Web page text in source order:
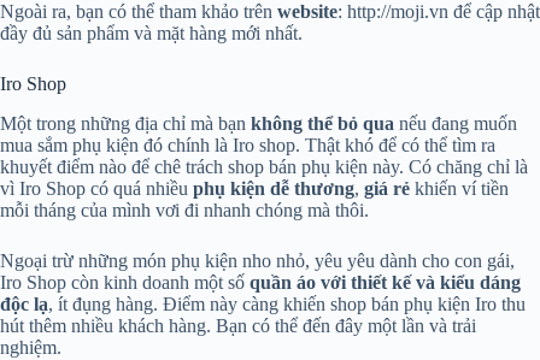
Ngoài ra, bạn có thể tham khảo trên website: http://moji.vn để cập nhật
đầy đủ sản phẩm và mặt hàng mới nhất.
Iro Shop
Một trong những địa chỉ mà bạn không thể bỏ qua nếu đang muốn
mua sắm phụ kiện đó chính là Iro shop. Thật khó để có thể tìm ra
khuyết điểm nào để chê trách shop bán phụ kiện này. Có chăng chỉ là
vì Iro Shop có quá nhiều phụ kiện dễ thương, giá rẻ khiến ví tiền
mỗi tháng của mình vơi đi nhanh chóng mà thôi.
Ngoại trừ những món phụ kiện nho nhỏ, yêu yêu dành cho con gái,
Iro Shop còn kinh doanh một số quần áo với thiết kế và kiểu dáng
độc lạ, ít đụng hàng. Điểm này càng khiến shop bán phụ kiện Iro thu
hút thêm nhiều khách hàng. Bạn có thể đến đây một lần và trải
nghiệm.